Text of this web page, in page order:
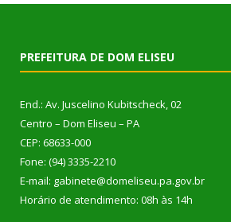
PREFEITURA DE DOM ELISEU
End.: Av. Juscelino Kubitscheck, 02
Centro – Dom Eliseu – PA
CEP: 68633-000
Fone: (94) 3335-2210
E-mail: gabinete@domeliseu.pa.gov.br
Horário de atendimento: 08h às 14h